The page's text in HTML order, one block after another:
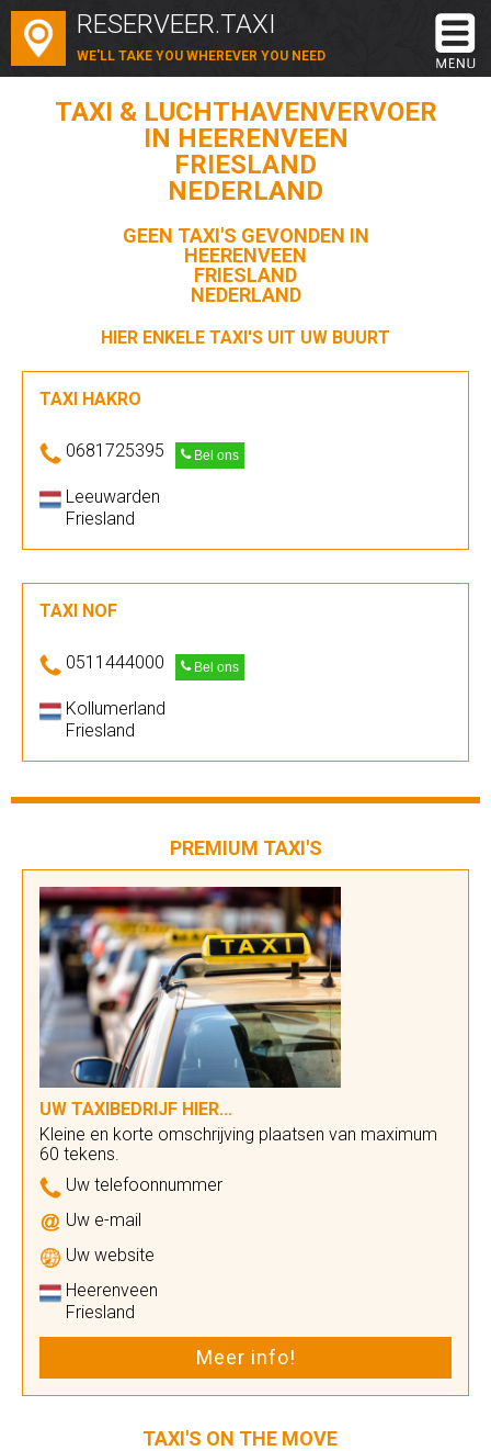
RESERVEER.TAXI
WE'LL TAKE YOU WHEREVER YOU NEED
TAXI & LUCHTHAVENVERVOER
IN HEERENVEEN
FRIESLAND
NEDERLAND
GEEN TAXI'S GEVONDEN IN
HEERENVEEN
FRIESLAND
NEDERLAND
HIER ENKELE TAXI'S UIT UW BUURT
TAXI HAKRO
0681725395 Bel ons
Leeuwarden
Friesland
TAXI NOF
0511444000 Bel ons
Kollumerland
Friesland
PREMIUM TAXI'S
UW TAXIBEDRIJF HIER...
Kleine en korte omschrijving plaatsen van maximum
60 tekens.
Uw telefoonnummer
Uw e-mail
Uw website
Heerenveen
Friesland
Meer info!
TAXI'S ON THE MOVE